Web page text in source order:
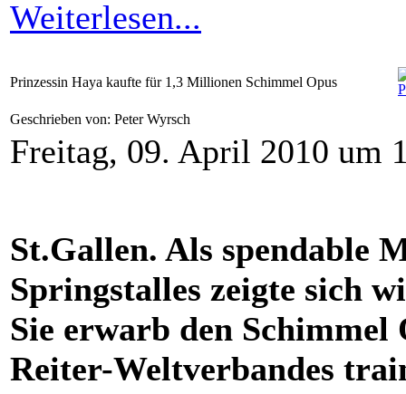
Weiterlesen...
Prinzessin Haya kaufte für 1,3 Millionen Schimmel Opus
Geschrieben von: Peter Wyrsch
Freitag, 09. April 2010 um
St.Gallen. Als spendable
Springstalles zeigte sich
Sie erwarb den Schimmel
Reiter-Weltverbandes